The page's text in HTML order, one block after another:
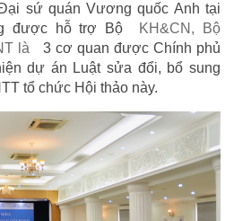
sứ quán Vương quốc Anh tại
được hỗ trợ Bộ
KH&CN, Bộ
là
3 cơ quan được Chính phủ
dự án Luật sửa đổi, bổ sung
tổ chức Hội thảo này.